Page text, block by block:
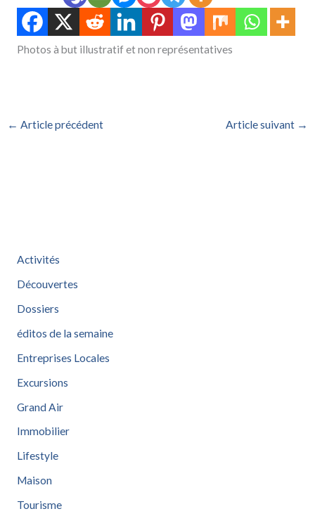
Photos à but illustratif et non représentatives
← Article précédent Article suivant →
Activités
Découvertes
Dossiers
éditos de la semaine
Entreprises Locales
Excursions
Grand Air
Immobilier
Lifestyle
Maison
Tourisme